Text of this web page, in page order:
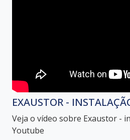
EXAUSTOR -
Veja o vídeo sobre Exaustor -
Youtube